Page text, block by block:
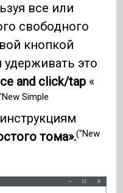
все или
свободного
кнопкой
это
and click/tap «
Simple
тома».("New